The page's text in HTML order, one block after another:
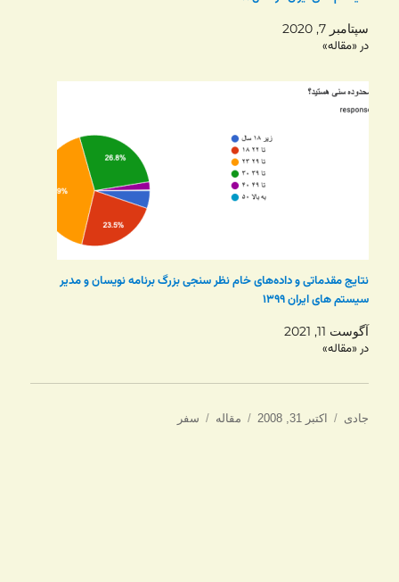
سپتامبر 7, 2020
در «مقاله»
نتایج مقدماتی و داده‌های خام نظر سنجی بزرگ برنامه نویسان و مدیر
سیستم های ایران ۱۳۹۹
آگوست 11, 2021
در «مقاله»
نویسنده
جادی
ارسال
اکتبر 31, 2008 دسته‌ها
مقاله برچسب‌ها
سفر